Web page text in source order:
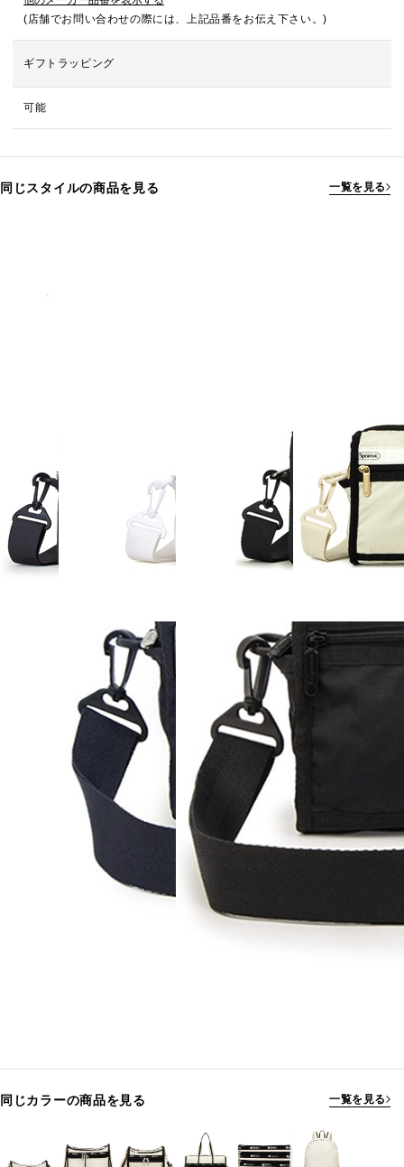
(店舗でお問い合わせの際には、上記品番をお伝え下さい。)
ギフトラッピング
可能
同じスタイルの商品を見る 一覧を見る
同じカラーの商品を見る 一覧を見る